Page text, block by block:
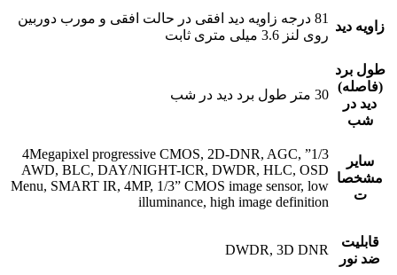
زاویه دید
81 درجه زاویه دید افقی در حالت افقی و مورب دوربین
روی لنز 3.6 میلی متری ثابت
طول برد
(فاصله)
دید در
شب
30 متر طول برد دید در شب
سایر
مشخصا
ت
1/3” 4Megapixel progressive CMOS, 2D-DNR, AGC,
AWD, BLC, DAY/NIGHT-ICR, DWDR, HLC, OSD
Menu, SMART IR, 4MP, 1/3” CMOS image sensor, low
illuminance, high image definition
قابلیت
ضد نور
DWDR, 3D DNR